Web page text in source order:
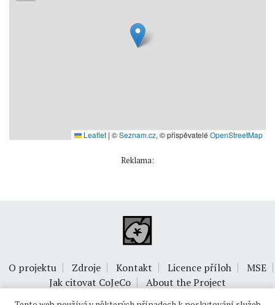
Leaflet | ©Seznam.cz, © přispěvatelé OpenStreetMap
Reklama:
O projektu Zdroje Kontakt Licence příloh
MSE
Jak citovat CoJeCo
About the Project